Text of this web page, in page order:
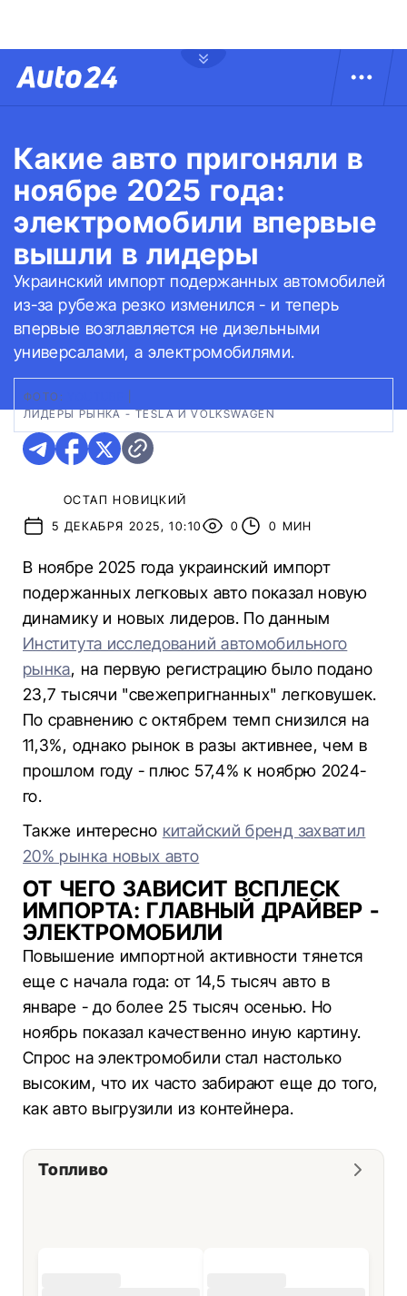
Какие авто пригоняли в
ноябре 2025 года:
электромобили впервые
вышли в лидеры
Украинский импорт подержанных автомобилей
из-за рубежа резко изменился - и теперь
впервые возглавляется не дизельными
универсалами, а электромобилями.
ФОТО:
ЛИДЕРЫ РЫНКА - TESLA И VOLKSWAGEN
ОСТАП НОВИЦКИЙ
5 ДЕКАБРЯ 2025, 10:10
0 0 МИН
В ноябре 2025 года украинский импорт
подержанных легковых авто показал новую
динамику и новых лидеров. По данным
Института исследований автомобильного
рынка, на первую регистрацию было подано
23,7 тысячи "свежепригнанных" легковушек.
По сравнению с октябрем темп снизился на
11,3%, однако рынок в разы активнее, чем в
прошлом году - плюс 57,4% к ноябрю 2024-
го.
Также интересно китайский бренд захватил
20% рынка новых авто
ОТ ЧЕГО ЗАВИСИТ ВСПЛЕСК
ИМПОРТА: ГЛАВНЫЙ ДРАЙВЕР -
ЭЛЕКТРОМОБИЛИ
Повышение импортной активности тянется
еще с начала года: от 14,5 тысяч авто в
январе - до более 25 тысяч осенью. Но
ноябрь показал качественно иную картину.
Спрос на электромобили стал настолько
высоким, что их часто забирают еще до того,
как авто выгрузили из контейнера.
Топливо